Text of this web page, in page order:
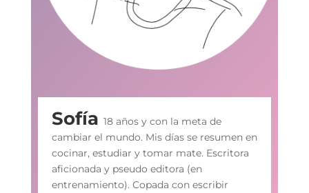
Sofía 18 años y con la meta de
cambiar el mundo. Mis días se resumen en
cocinar, estudiar y tomar mate. Escritora
aficionada y pseudo editora (en
entrenamiento). Copada con escribir